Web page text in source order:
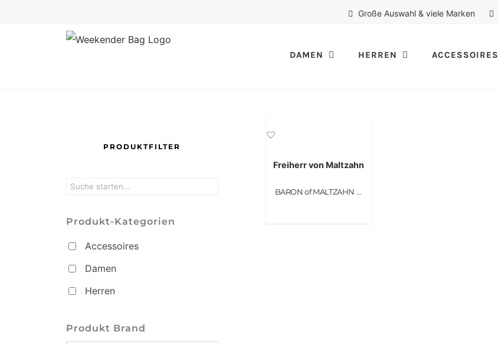
Große Auswahl & viele Marken
DAMEN HERREN ACCESSOIRES
Freiherr von Maltzahn
BARON of MALTZAHN Weekender Sporttasche LONDON
PRODUKTFILTER
Produkt-Kategorien
Accessoires
Damen
Herren
Produkt Brand